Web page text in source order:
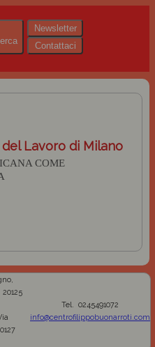
Newsletter
Contattaci
Lavoro di Milano
COME
Tel. 0245491072
info@centrofilippobuonarroti.com